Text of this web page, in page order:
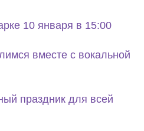
10 января в 15:00
вместе с вокальной
праздник для всей